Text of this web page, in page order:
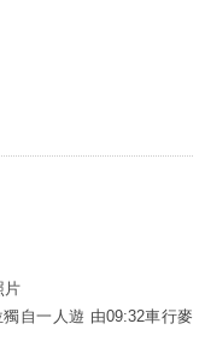
片
自一人遊 由09:32車行麥